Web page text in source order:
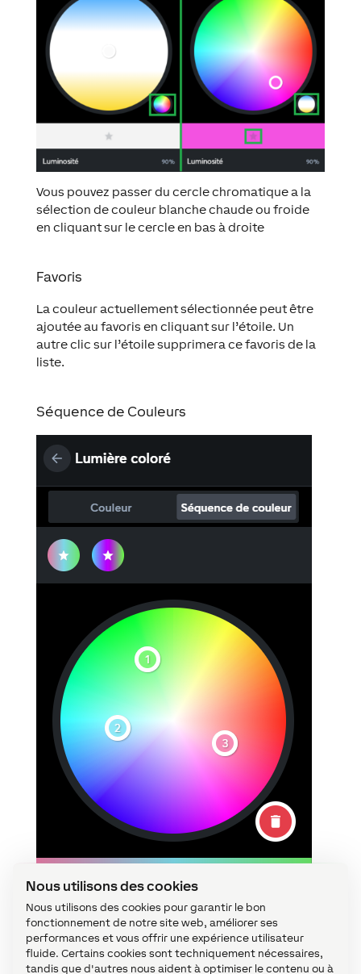
Nous utilisons des cookies
Nous utilisons des cookies pour garantir le bon
fonctionnement de notre site web, améliorer ses
performances et vous offrir une expérience utilisateur
fluide. Certains cookies sont techniquement nécessaires,
tandis que d'autres nous aident à optimiser le contenu ou à
Vous pouvez passer du cercle chromatique a la
sélection de couleur blanche chaude ou froide
en cliquant sur le cercle en bas à droite
Favoris
La couleur actuellement sélectionnée peut être
ajoutée au favoris en cliquant sur l’étoile. Un
autre clic sur l’étoile supprimera ce favoris de la
liste.
Séquence de Couleurs